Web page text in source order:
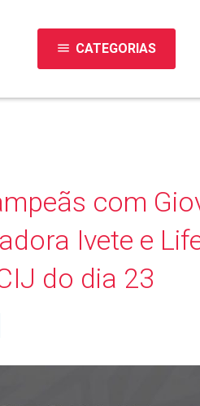
menu CATEGORIAS
com
Ivete e
do dia 23